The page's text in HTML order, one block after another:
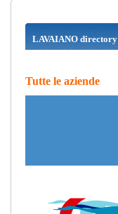
LAVAIANO directory
Tutte le aziende